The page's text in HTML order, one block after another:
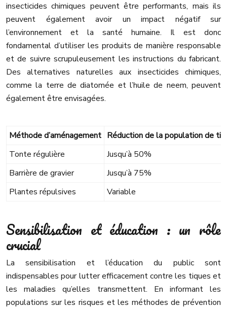
insecticides chimiques peuvent être performants, mais ils
peuvent également avoir un impact négatif sur
l’environnement et la santé humaine. Il est donc
fondamental d’utiliser les produits de manière responsable
et de suivre scrupuleusement les instructions du fabricant.
Des alternatives naturelles aux insecticides chimiques,
comme la terre de diatomée et l’huile de neem, peuvent
également être envisagées.
Méthode d’aménagement Réduction de la population de
Tonte régulière
Jusqu’à 50%
Barrière de gravier
Jusqu’à 75%
Plantes répulsives
Variable
Sensibilisation et éducation : un rôle
crucial
La sensibilisation et l’éducation du public sont
indispensables pour lutter efficacement contre les tiques et
les maladies qu’elles transmettent. En informant les
populations sur les risques et les méthodes de prévention